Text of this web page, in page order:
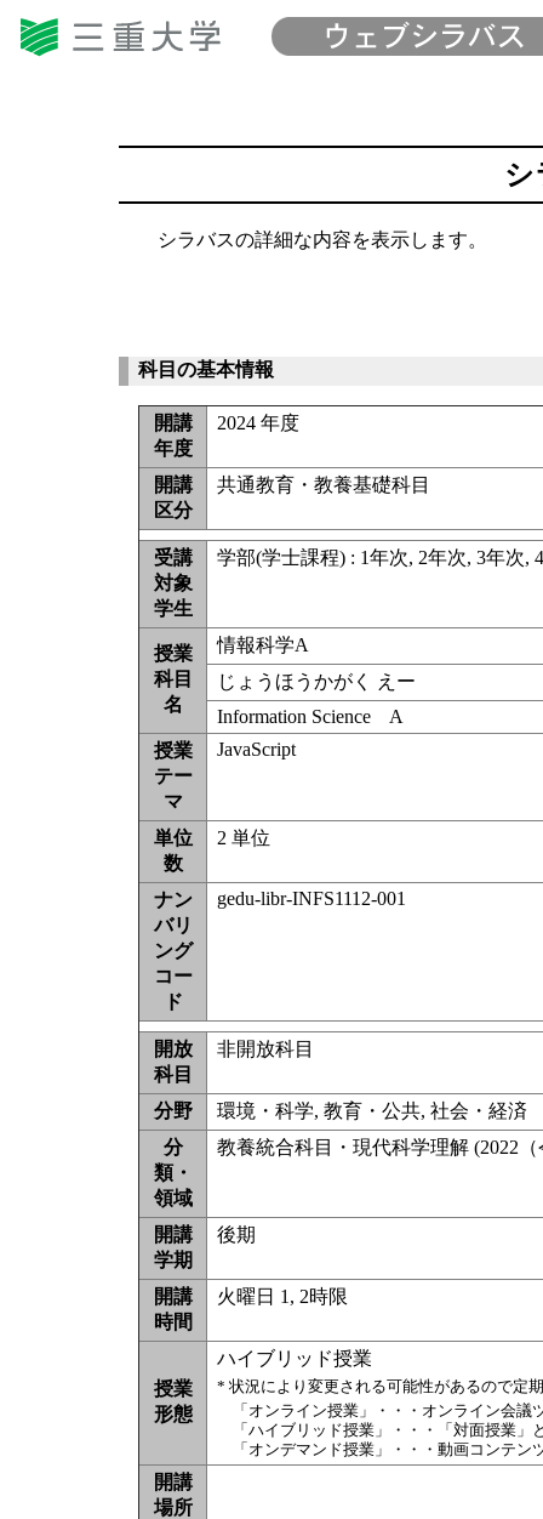
シ
シラバスの詳細な内容を表示します。
科目の基本情報
開講
年度
2024 年度
開講
区分
共通教育・教養基礎科目
受講
対象
学生
学部(学士課程) : 1年次, 2年次, 3年次,
授業
科目
名
情報科学A
じょうほうかがく えー
Information Science A
授業
テー
マ
JavaScript
単位
数
2 単位
ナン
バリ
ング
コー
ド
gedu-libr-INFS1112-001
開放
科目
非開放科目
分野
環境・科学, 教育・公共, 社会・経済
分
類・
領域
教養統合科目・現代科学理解 (2022
開講
学期
後期
開講
時間
火曜日 1, 2時限
授業
形態
ハイブリッド授業
* 状況により変更される可能性があるので定
「オンライン授業」・・・オンライン会
「ハイブリッド授業」・・・「対面授業
「オンデマンド授業」・・・動画コンテ
開講
場所